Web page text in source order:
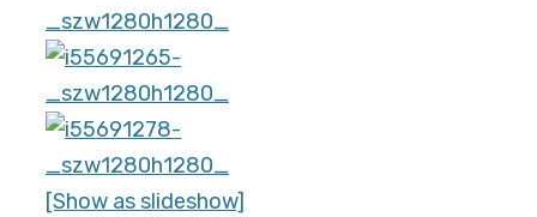
[Show as slideshow]